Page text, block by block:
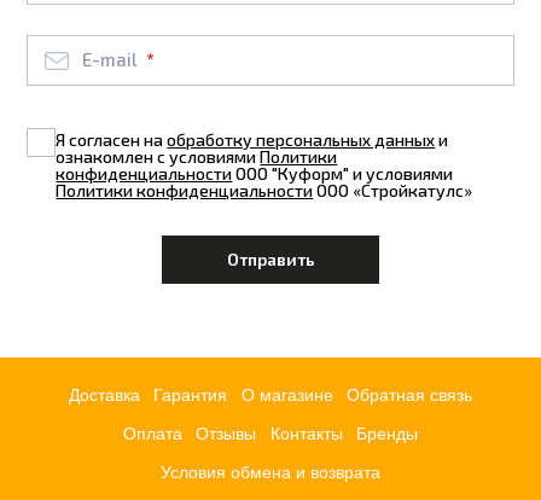
E-mail
Я согласен наобработку персональных данныхи
ознакомлен с условиямиПолитики
конфиденциальностиООО "Куформ" и условиями
Политики конфиденциальностиООО «Стройкатулс»
Доставка Гарантия О магазине Обратная связь
Оплата Отзывы Контакты Бренды
Условия обмена и возврата